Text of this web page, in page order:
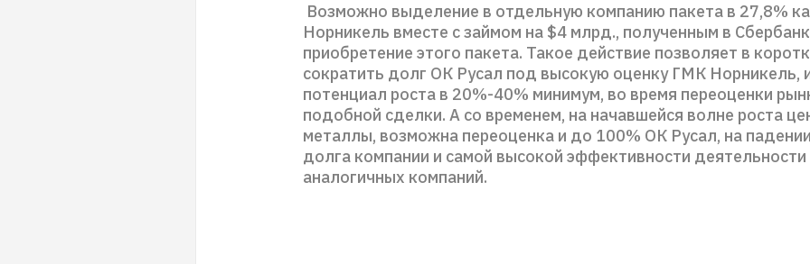
Возможно выделение в отдельную компанию пакета в 27,8%
Норникель вместе с займом на $4 млрд., полученным в
приобретение этого пакета. Такое действие позволяет в
сократить долг ОК Русал под высокую оценку ГМК Норникель,
потенциал роста в 20%-40% минимум, во время переоценки
подобной сделки. А со временем, на начавшейся волне роста
металлы, возможна переоценка и до 100% ОК Русал, на
долга компании и самой высокой эффективности деятельности
аналогичных компаний.